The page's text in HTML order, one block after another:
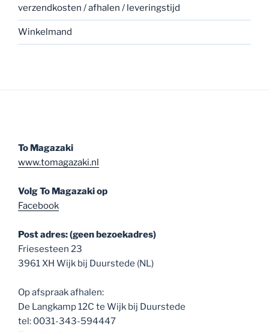
verzendkosten / afhalen / leveringstijd
Winkelmand
To Magazaki
www.tomagazaki.nl
Volg To Magazaki op
Facebook
Post adres: (geen bezoekadres)
Friesesteen 23
3961 XH Wijk bij Duurstede (NL)
Op afspraak afhalen:
De Langkamp 12C te Wijk bij Duurstede
tel: 0031-343-594447